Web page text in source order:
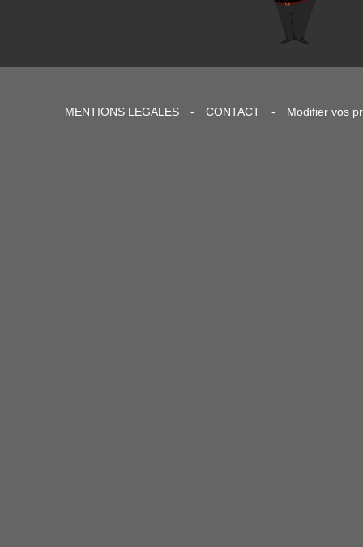
MENTIONS LEGALES - CONTACT - Modifier vos